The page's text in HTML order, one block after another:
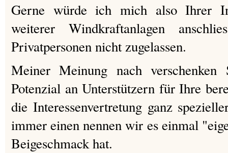
Gerne würde ich mich also Ihrer
weiterer Windkraftanlagen
Privatpersonen nicht zugelassen.
Meiner Meinung nach verschenken
Potenzial an Unterstützern für Ihre
die Interessenvertretung ganz
immer einen nennen wir es einmal
Beigeschmack hat.